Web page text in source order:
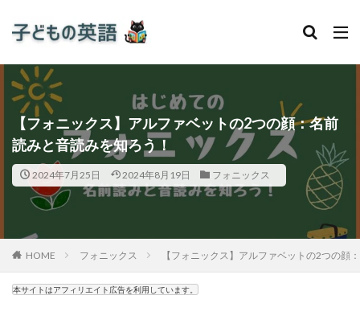
【フォニックス】アルファベットの2つの顔：名前
読みと音読みを知ろう！
2024年7月25日 2024年8月19日 フォニックス
HOME フォニックス 【フォニックス】アルファベットの2つの顔
本サイトはアフィリエイト広告を利用しています。